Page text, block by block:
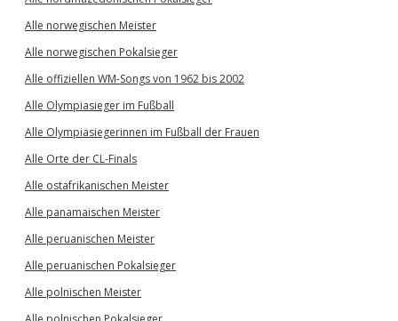
Alle norwegischen Meister
Alle norwegischen Pokalsieger
Alle offiziellen WM-Songs von 1962 bis 2002
Alle Olympiasieger im Fußball
Alle Olympiasiegerinnen im Fußball der Frauen
Alle Orte der CL-Finals
Alle ostafrikanischen Meister
Alle panamaischen Meister
Alle peruanischen Meister
Alle peruanischen Pokalsieger
Alle polnischen Meister